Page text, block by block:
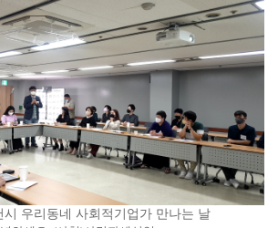
시 우리동네 사회적기업가 만나는 날